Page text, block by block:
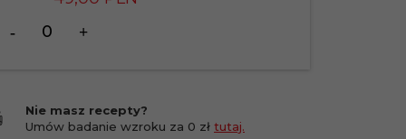
dla
Nie masz recepty?
Umów badanie wzroku za 0 zł tutaj.